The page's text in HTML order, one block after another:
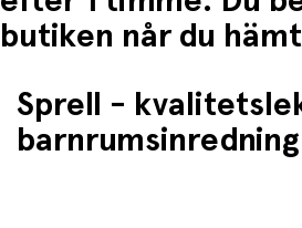
butiken når du
Sprell -